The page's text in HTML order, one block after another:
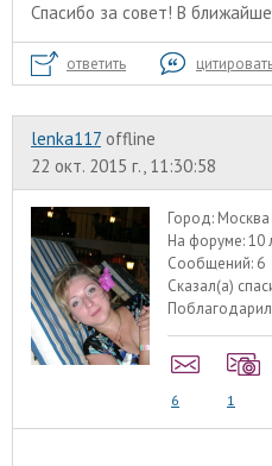
Спасибо за совет! В
ответить
lenka117 offline
22 окт. 2015 г., 11:30:58
Город: Москва
На форуме:10
Сообщений: 6
Сказал(а)
6 1